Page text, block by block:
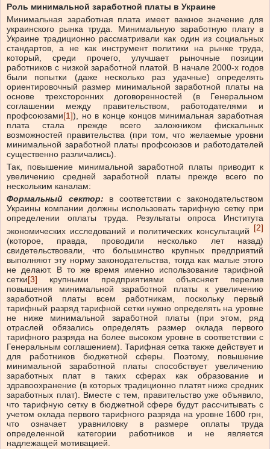
Роль минимальной заработной платы в Украине
Минимальная заработная плата имеет важное значение для
украинского рынка труда. Минимальную заработную плату в
Украине традиционно рассматривали как один из социальных
стандартов, а не как инструмент политики на рынке труда,
который, среди прочего, улучшает рыночные позиции
работников с низкой заработной платой. В начале 2000-х годов
были попытки (даже несколько раз удачные) определять
ориентировочный размер минимальной заработной платы на
основе трехсторонних договоренностей (в Генеральном
соглашении между правительством, работодателями и
профсоюзами[1]), но в конце концов минимальная заработная
плата стала прежде всего заложником фискальных
возможностей правительства (при том, что желаемые уровни
минимальной заработной платы профсоюзов и работодателей
существенно различались).
Так, повышение минимальной заработной платы приводит к
увеличению средней заработной платы прежде всего по
нескольким каналам:
Формальный сектор: в соответствии с законодательством
Украины компании должны использовать тарифную сетку при
определении оплаты труда. Результаты опроса Института
экономических исследований и политических консультаций [2]
(которое, правда, проводили несколько лет назад)
свидетельствовали, что большинство крупных предприятий
выполняют эту норму законодательства, тогда как малые этого
не делают. В то же время именно использование тарифной
сетки[3] крупными предприятиями объясняет перелив
повышения минимальной заработной платы к увеличению
заработной платы всем работникам, поскольку первый
тарифный разряд тарифной сетки нужно определять на уровне
не ниже минимальной заработной платы (при этом, ряд
отраслей обязались определять размер оклада первого
тарифного разряда на более высоком уровне в соответствии с
Генеральным соглашением). Тарифная сетка также действует и
для работников бюджетной сферы. Поэтому, повышение
минимальной заработной платы способствует увеличению
заработных плат в таких сферах как образование и
здравоохранение (в которых традиционно платят ниже средних
заработных плат). Вместе с тем, правительство уже объявило,
что тарифную сетку в бюджетной сфере будут рассчитывать с
учетом оклада первого тарифного разряда на уровне 1600 грн,
что означает уравниловку в размере оплаты труда
определенной категории работников и не является
надлежащей мотивацией.